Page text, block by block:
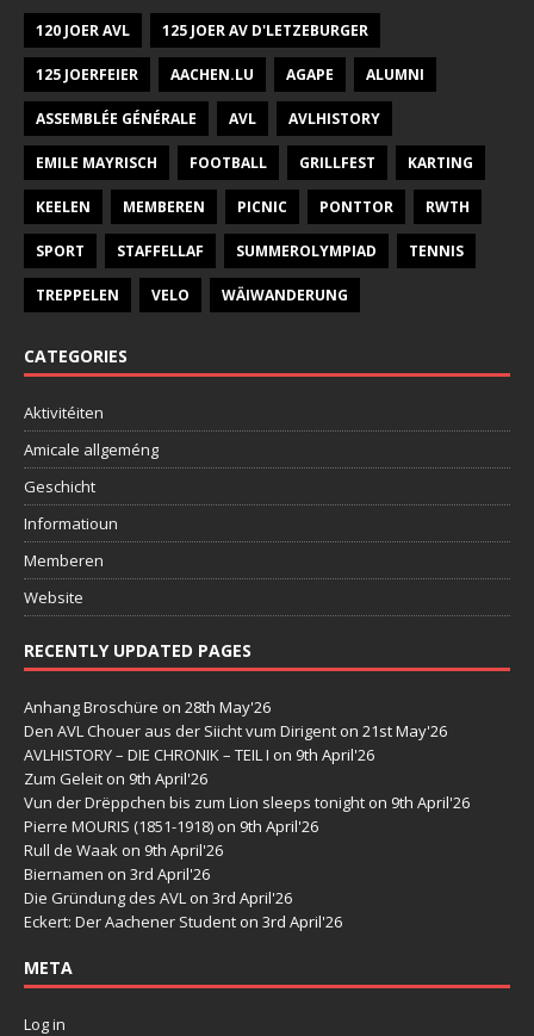
120 JOER AVL 125 JOER AV D'LETZEBURGER
125 JOERFEIER AACHEN.LU AGAPE ALUMNI
ASSEMBLÉE GÉNÉRALE AVL AVLHISTORY
EMILE MAYRISCH FOOTBALL GRILLFEST KARTING
KEELEN MEMBEREN PICNIC PONTTOR RWTH
SPORT STAFFELLAF SUMMEROLYMPIAD TENNIS
TREPPELEN VELO WÄIWANDERUNG
CATEGORIES
Aktivitéiten
Amicale allgeméng
Geschicht
Informatioun
Memberen
Website
RECENTLY UPDATED PAGES
Anhang Broschüre on 28th May'26
Den AVL Chouer aus der Siicht vum Dirigent on 21st May'26
AVLHISTORY – DIE CHRONIK – TEIL I on 9th April'26
Zum Geleit on 9th April'26
Vun der Drëppchen bis zum Lion sleeps tonight on 9th April'26
Pierre MOURIS (1851-1918) on 9th April'26
Rull de Waak on 9th April'26
Biernamen on 3rd April'26
Die Gründung des AVL on 3rd April'26
Eckert: Der Aachener Student on 3rd April'26
META
Log in